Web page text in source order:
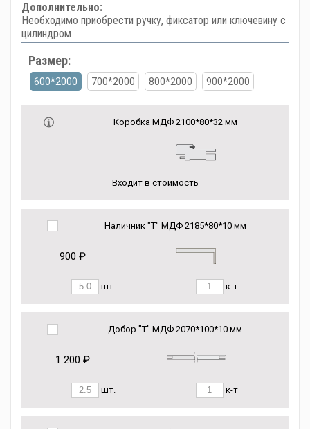
Дополнительно:
Необходимо приобрести ручку, фиксатор или ключевину с
цилиндром
Размер:
600*2000 700*2000 800*2000 900*2000
Коробка МДФ 2100*80*32 мм
Входит в стоимость
Наличник "Т" МДФ 2185*80*10 мм
900 ₽
шт. к-т
Добор "Т" МДФ 2070*100*10 мм
1 200 ₽
шт. к-т